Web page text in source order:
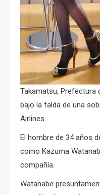
Takamatsu, Prefectura
bajo la falda de una
Airlines.
El hombre de 34 años
como Kazuma
compañía.
Watanabe